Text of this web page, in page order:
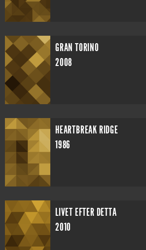
GRAN TORINO
2008
HEARTBREAK RIDGE
1986
LIVET EFTER DETTA
2010